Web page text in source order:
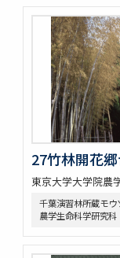
27竹林開花
東京大学大学院農
千葉演習林所蔵モ
農学生命科学研究科